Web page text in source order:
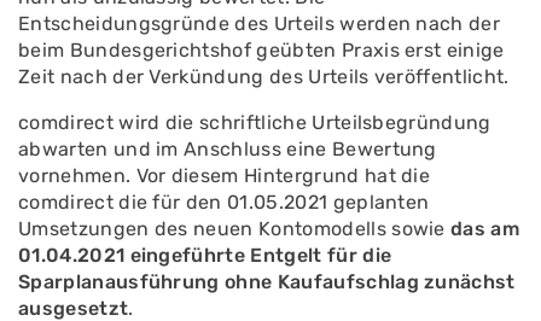
Entscheidungsgründe des Urteils werden nach der
beim Bundesgerichtshof geübten Praxis erst einige
Zeit nach der Verkündung des Urteils veröffentlicht.
comdirect wird die schriftliche Urteilsbegründung
abwarten und im Anschluss eine Bewertung
vornehmen. Vor diesem Hintergrund hat die
comdirect die für den 01.05.2021 geplanten
Umsetzungen des neuen Kontomodells sowiedas am
01.04.2021 eingeführte Entgelt für die
Sparplanausführung ohne Kaufaufschlag zunächst
ausgesetzt.